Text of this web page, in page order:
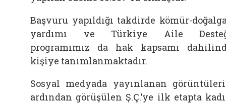
Başvuru yapıldığı takdirde kömür-
yardımı ve Türkiye Aile
programımız da hak kapsamı
kişiye tanımlanmaktadır.
Sosyal medyada yayınlanan
ardından görüşülen Ş.Ç.’ye ilk etapta